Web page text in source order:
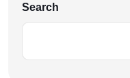
Search